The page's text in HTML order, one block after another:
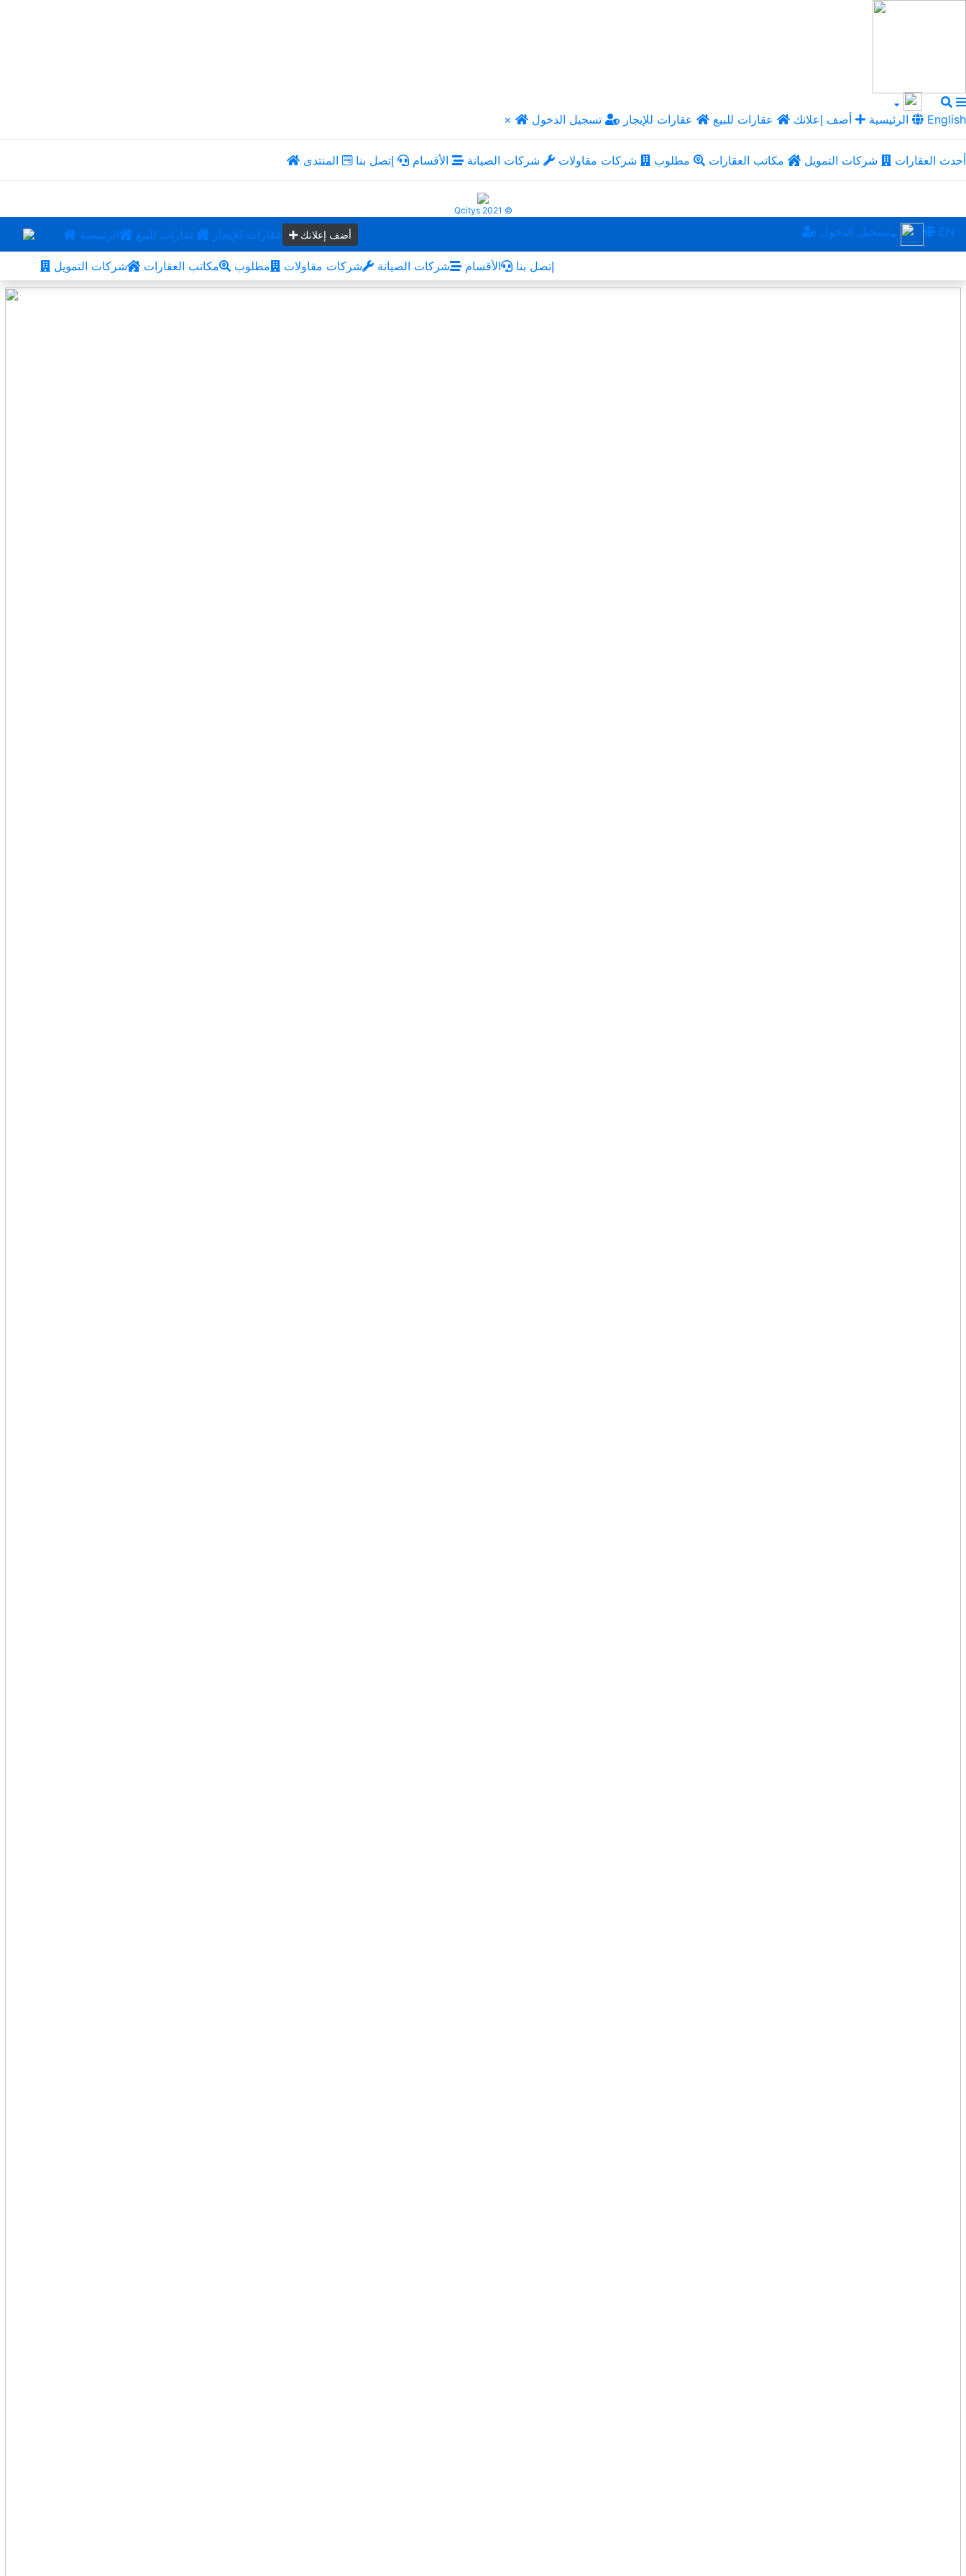
× الرئيسية أضف إعلانك عقارات للبيع عقارات للإيجار تسجيل الدخول English
أحدث العقارات شركات التمويل مكاتب العقارات مطلوب شركات مقاولات شركات الصيانة الأقسام إتصل بنا المنتدى
Qcitys 2021 ©
الرئيسية عقارات للبيع عقارات للإيجار أضف إعلانك تسجيل الدخول EN
شركات التمويل مكاتب العقارات مطلوب شركات مقاولات شركات الصيانة الأقسام إتصل بنا